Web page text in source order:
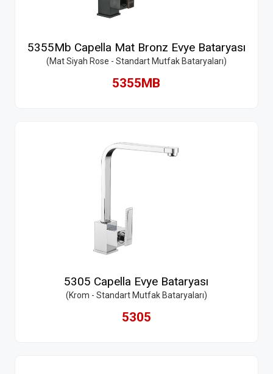
5355Mb Capella Mat Bronz Evye Bataryası
(Mat Siyah Rose - Standart Mutfak Bataryaları)
5355MB
5305 Capella Evye Bataryası
(Krom - Standart Mutfak Bataryaları)
5305